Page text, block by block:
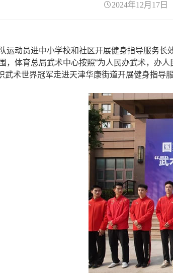
2024年12月17日
动员进中小学校和社区开展健身指导服务长
，体育总局武术中心按照“为人民办武术，办
武术世界冠军走进天津华康街道开展健身指导服